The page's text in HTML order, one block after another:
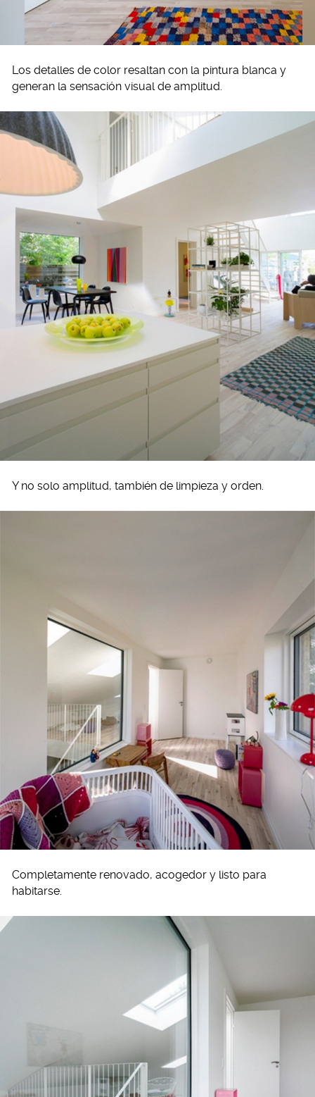
Los detalles de color resaltan con la pintura blanca y
generan la sensación visual de amplitud.
Y no solo amplitud, también de limpieza y orden.
Completamente renovado, acogedor y listo para
habitarse.